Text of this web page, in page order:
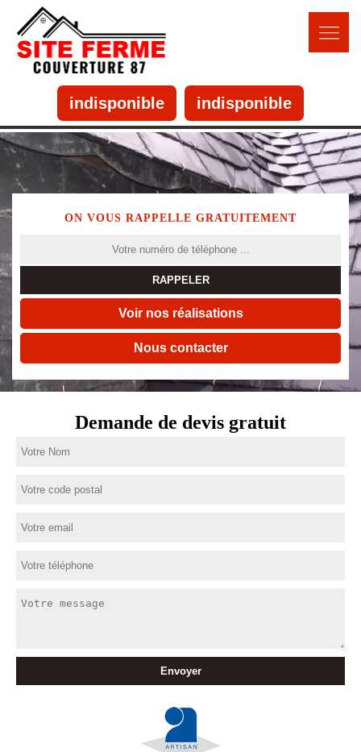
indisponible indisponible
ON VOUS RAPPELLE GRATUITEMENT
Voir nos réalisations
Nous contacter
Demande de devis gratuit